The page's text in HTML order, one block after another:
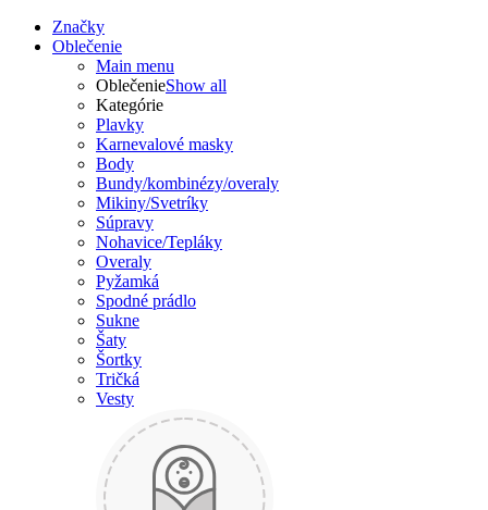
Značky
Oblečenie
Main menu
OblečenieShow all
Kategórie
Plavky
Karnevalové masky
Body
Bundy/kombinézy/overaly
Mikiny/Svetríky
Súpravy
Nohavice/Tepláky
Overaly
Pyžamká
Spodné prádlo
Sukne
Šaty
Šortky
Tričká
Vesty